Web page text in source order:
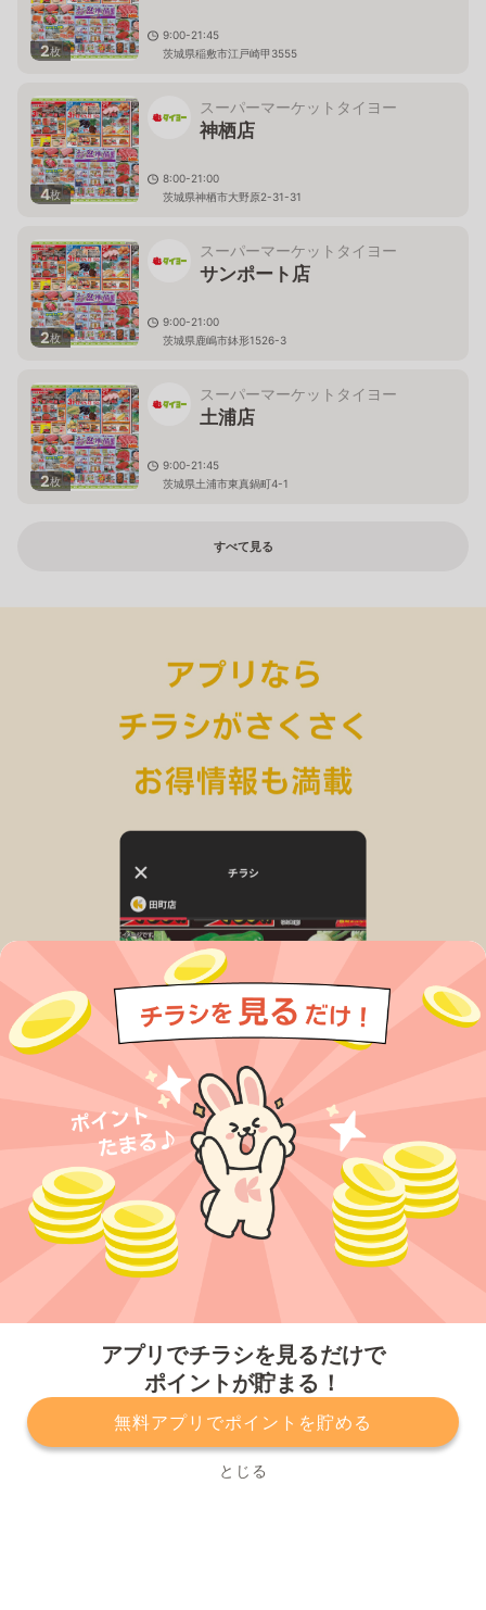
アプリでチラシを見るだけで
ポイントが貯まる！
無料アプリでポイントを貯める
とじる
2枚
9:00-21:45
茨城県稲敷市江戸崎甲3555
4枚
スーパーマーケットタイヨー
神栖店
8:00-21:00
茨城県神栖市大野原2-31-31
2枚
スーパーマーケットタイヨー
サンポート店
9:00-21:00
茨城県鹿嶋市鉢形1526-3
2枚
スーパーマーケットタイヨー
土浦店
9:00-21:45
茨城県土浦市東真鍋町4-1
すべて見る
プライバシーポリシー 利用規約
運営会社
サービスに関してのお問い合わせ